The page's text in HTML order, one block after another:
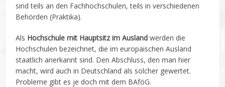
sind teils an den Fachhochschulen, teils in verschiedenen
Behörden (Praktika).
Als Hochschule mit Hauptsitz im Ausland werden die
Hochschulen bezeichnet, die im europäischen Ausland
staatlich anerkannt sind. Den Abschluss, den man hier
macht, wird auch in Deutschland als solcher gewertet.
Probleme gibt es je doch mit dem BAföG.